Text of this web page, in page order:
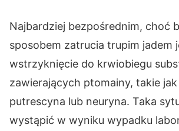
Najbardziej bezpośrednim, choć
sposobem zatrucia trupim jadem
wstrzyknięcie do krwiobiegu
zawierających ptomainy, takie
putrescyna lub neuryna. Taka
wystąpić w wyniku wypadku